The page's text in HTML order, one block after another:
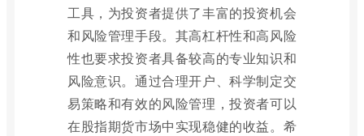
工具，为投资者提供了丰富的投资机会
和风险管理手段。其高杠杆性和高风险
性也要求投资者具备较高的专业知识和
风险意识。通过合理开户、科学制定交
易策略和有效的风险管理，投资者可以
在股指期货市场中实现稳健的收益。希